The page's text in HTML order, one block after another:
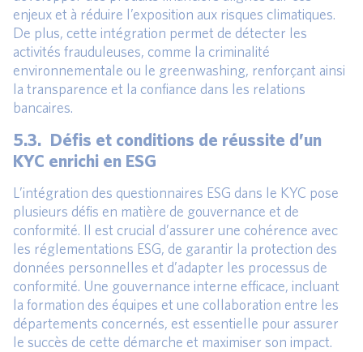
enjeux et à réduire l’exposition aux risques climatiques.
De plus, cette intégration permet de détecter les
activités frauduleuses, comme la criminalité
environnementale ou le greenwashing, renforçant ainsi
la transparence et la confiance dans les relations
bancaires.
5.3. Défis et conditions de réussite d’un
KYC enrichi en ESG
L’intégration des questionnaires ESG dans le KYC pose
plusieurs défis en matière de gouvernance et de
conformité. Il est crucial d’assurer une cohérence avec
les réglementations ESG, de garantir la protection des
données personnelles et d’adapter les processus de
conformité. Une gouvernance interne efficace, incluant
la formation des équipes et une collaboration entre les
départements concernés, est essentielle pour assurer
le succès de cette démarche et maximiser son impact.